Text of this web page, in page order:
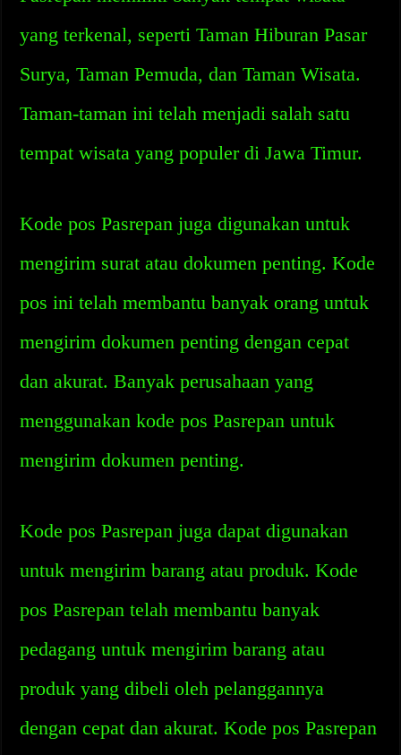
yang terkenal, seperti Taman Hiburan Pasar
Surya, Taman Pemuda, dan Taman Wisata.
Taman-taman ini telah menjadi salah satu
tempat wisata yang populer di Jawa Timur.
Kode pos Pasrepan juga digunakan untuk
mengirim surat atau dokumen penting. Kode
pos ini telah membantu banyak orang untuk
mengirim dokumen penting dengan cepat
dan akurat. Banyak perusahaan yang
menggunakan kode pos Pasrepan untuk
mengirim dokumen penting.
Kode pos Pasrepan juga dapat digunakan
untuk mengirim barang atau produk. Kode
pos Pasrepan telah membantu banyak
pedagang untuk mengirim barang atau
produk yang dibeli oleh pelanggannya
dengan cepat dan akurat. Kode pos Pasrepan